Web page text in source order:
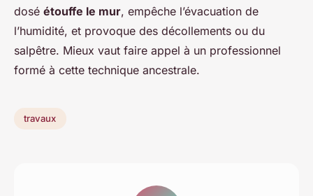
dosé étouffe le mur, empêche l’évacuation de
l’humidité, et provoque des décollements ou du
salpêtre. Mieux vaut faire appel à un professionnel
formé à cette technique ancestrale.
travaux